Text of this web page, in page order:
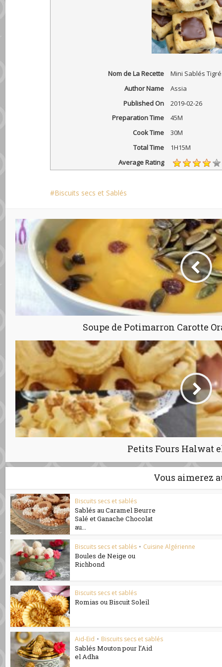
Nom de La Recette
Mini Sablés
Author Name
Assia
Published On
2019-02-26
Preparation Time
45M
Cook Time
30M
Total Time
1H15M
Average Rating
Biscuits secs et Sablés
Soupe de Potimarron Carotte
Petits Fours Halwat
Vous aimerez
Biscuits secs et sablés
Sablés au Caramel Beurre
Salé et Ganache Chocolat
au...
Biscuits secs et sablés • Cuisine Algérienne
Boules de Neige ou
Richbond
Biscuits secs et sablés
Romias ou Biscuit Soleil
Aid-Eid • Biscuits secs et sablés
Sablés Mouton pour l’Aid
el Adha